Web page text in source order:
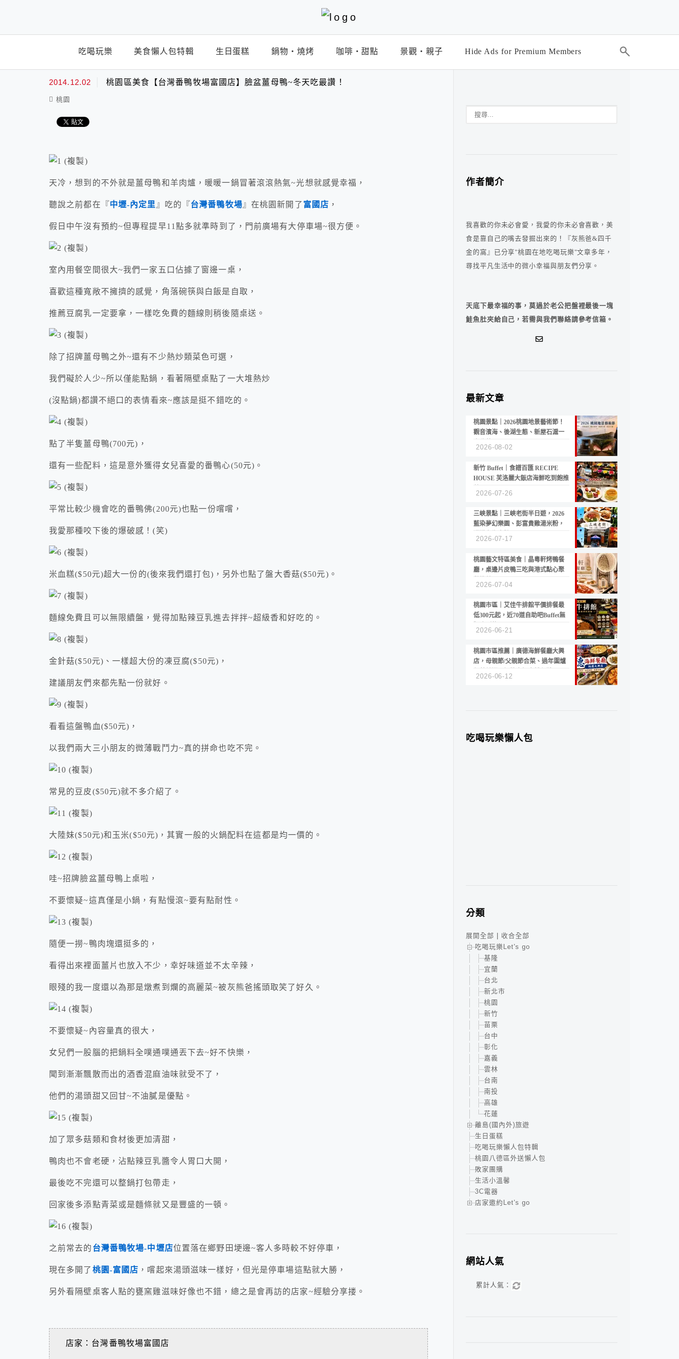
吃喝玩樂 美食懶人包特輯 生日蛋糕 鍋物‧燒烤 咖啡‧甜點 景觀‧親子 Hide Ads for Premium Members
2014.12.02 桃園區美食【台灣番鴨牧場富國店】臉盆薑母鴨~冬天吃最讚！
桃園
天冷，想到的不外就是薑母鴨和羊肉爐，暖暖一鍋冒著滾滾熱氣~光想就感覺幸福，
聽說之前都在『中壢-內定里 』吃的『台灣番鴨牧場 』在桃園新開了 富國店 ，
假日中午沒有預約~但專程提早11點多就準時到了，門前廣場有大停車場~很方便。
室內用餐空間很大~我們一家五口佔據了窗邊一桌，
喜歡這種寬敞不擁擠的感覺，角落碗筷與白飯是自取，
推薦豆腐乳一定要拿，一樣吃免費的麵線則稍後隨桌送。
除了招牌薑母鴨之外~還有不少熱炒類菜色可選，
我們礙於人少~所以僅能點鍋，看著隔壁桌點了一大堆熱炒
(沒點鍋)都讚不絕口的表情看來~應該是挺不錯吃的。
點了半隻薑母鴨(700元)，
還有一些配料，這是意外獲得女兒喜愛的番鴨心(50元)。
平常比較少機會吃的番鴨佛(200元)也點一份嚐嚐，
我愛那種咬下後的爆破感！(笑)
米血糕($50元)超大一份的(後來我們還打包)，另外也點了盤大香菇($50元)。
麵線免費且可以無限續盤，覺得加點辣豆乳進去拌拌~超級香和好吃的。
金針菇($50元)、一樣超大份的凍豆腐($50元)，
建議朋友們來都先點一份就好。
看看這盤鴨血($50元)，
以我們兩大三小朋友的微薄戰鬥力~真的拼命也吃不完。
常見的豆皮($50元)就不多介紹了。
大陸妹($50元)和玉米($50元)，其實一般的火鍋配料在這都是均一價的。
哇~招牌臉盆薑母鴨上桌啦，
不要懷疑~這真僅是小鍋，有點慢滾~要有點耐性。
隨便一撈~鴨肉塊還挺多的，
看得出來裡面薑片也放入不少，幸好味道並不太辛辣，
眼殘的我一度還以為那是燉煮到爛的高麗菜~被灰熊爸搖頭取笑了好久。
不要懷疑~內容量真的很大，
女兒們一股腦的把鍋料全噗通噗通丟下去~好不快樂，
聞到漸漸飄散而出的酒香混麻油味就受不了，
他們的湯頭甜又回甘~不油膩是優點。
加了眾多菇類和食材後更加清甜，
鴨肉也不會老硬，沾點辣豆乳醬令人胃口大開，
最後吃不完還可以整鍋打包帶走，
回家後多添點青菜或是麵條就又是豐盛的一頓。
之前常去的 台灣番鴨牧場-中壢店位置落在鄉野田埂邊~客人多時較不好停車，
現在多開了 桃園-富國店 ，嚐起來湯頭滋味一樣好，但光是停車場這點就大勝，
另外看隔壁桌客人點的甕窯雞滋味好像也不錯，總之是會再訪的店家~經驗分享搂。
店家：台灣番鴨牧場富國店
作者簡介
我喜歡的你未必會愛，我愛的你未必會喜歡，美
食是靠自己的嘴去發掘出來的！『灰熊爸&四千
金的窩』已分享"桃園在地吃喝玩樂"文章多年，
尋找平凡生活中的微小幸福與朋友們分享。
天底下最幸福的事，莫過於老公把盤裡最後一塊
鮭魚肚夾給自己，若需與我們聯絡請參考信箱。
最新文章
桃園景點｜2026桃園地景藝術節！
觀音濱海、後湖生態、新屋石滬一
2026-08-02
新竹 Buffet｜食譜百匯 RECIPE
HOUSE 芙洛麗大飯店海鮮吃到飽推
2026-07-26
三峽景點｜三峽老街半日遊，2026
藍染夢幻樂園、彭富貴雞湯米粉，
2026-07-17
桃園藝文特區美食｜晶粵軒烤鴨餐
廳，桌邊片皮鴨三吃與港式點心聚
2026-07-04
桃園市區｜艾佳牛排館平價排餐最
低300元起，近70道自助吧Buffet無
2026-06-21
桃園市區推薦｜廣德海鮮餐廳大興
店，母親節/父親節合菜、過年圍爐
2026-06-12
吃喝玩樂懶人包
分類
展開全部
收合全部
吃喝玩樂Let's go
基隆
宜蘭
台北
新北市
桃園
新竹
苗栗
台中
彰化
嘉義
雲林
台南
南投
高雄
花蓮
離島(國內外)旅遊
生日蛋糕
吃喝玩樂懶人包特輯
桃園八德區外送懶人包
敗家團購
生活小溫馨
3C電器
店家邀約Let's go
網站人氣
累計人氣：